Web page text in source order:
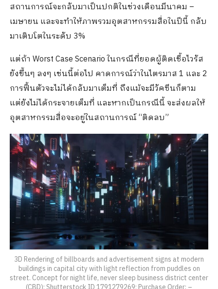
สถานการณ์จะกลับมาเป็นปกติในช่วงเดือนมีนาคม –
เมษายน และจะทำให้ภาพรวมอุตสาหกรรมสื่อในปีนี้ กลับ
มาเติบโตในระดับ 3%
แต่ถ้า Worst Case Scenario ในกรณีที่ยอดผู้ติดเชื้อไวรัส
ยังขึ้นๆ ลงๆ เช่นนี้ต่อไป คาดการณ์ว่าในไตรมาส 1 และ 2
การฟื้นตัวจะไม่ได้กลับมาเต็มที่ ถึงแม้จะมีวัคซีนก็ตาม
แต่ยังไม่ได้กระจายเต็มที่ และหากเป็นกรณีนี้ จะส่งผลให้
อุตสาหกรรมสื่อจะอยู่ในสถานการณ์ “ติดลบ”
3D Rendering of billboards and advertisement signs at modern
buildings in capital city with light reflection from puddles on
street. Concept for night life, never sleep business district center